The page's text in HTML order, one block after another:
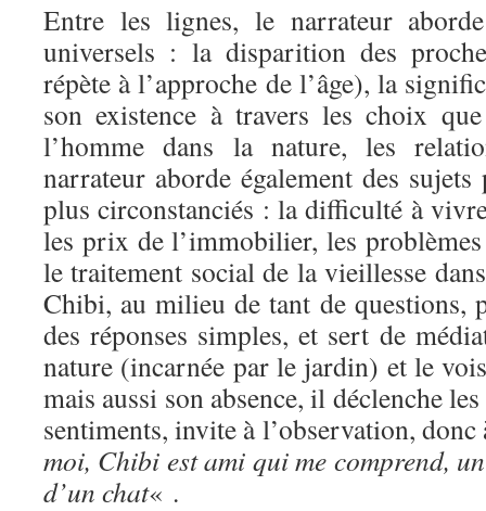
Entre les lignes, le narrateur
universels : la disparition des
répète à l’approche de l’âge), la
son existence à travers les choix
l’homme dans la nature, les
narrateur aborde également des
plus circonstanciés : la difficulté à
les prix de l’immobilier, les problèmes
le traitement social de la vieillesse
Chibi, au milieu de tant de questions,
des réponses simples, et sert de
nature (incarnée par le jardin) et le
mais aussi son absence, il déclenche
sentiments, invite à l’observation,
moi, Chibi est ami qui me comprend,
d’un chat« .